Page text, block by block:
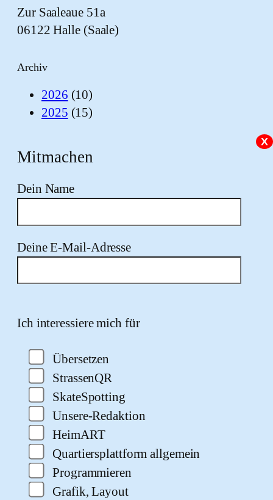
Zur Saaleaue 51a
06122 Halle (Saale)
Archiv
2026 (10)
2025 (15)
X
Mitmachen
Dein Name
Deine E-Mail-Adresse
Ich interessiere mich für
Übersetzen
StrassenQR
SkateSpotting
Unsere-Redaktion
HeimART
Quartiersplattform allgemein
Programmieren
Grafik, Layout